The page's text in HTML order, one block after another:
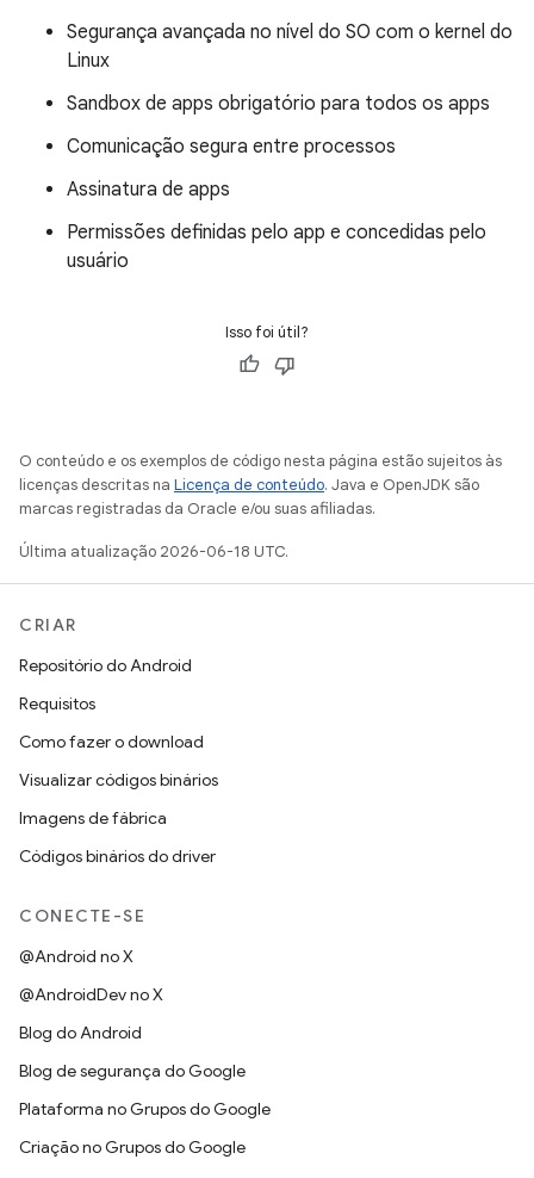
Segurança avançada no nível do SO com o kernel do
Linux
Sandbox de apps obrigatório para todos os apps
Comunicação segura entre processos
Assinatura de apps
Permissões definidas pelo app e concedidas pelo
usuário
Isso foi útil?
O conteúdo e os exemplos de código nesta página estão sujeitos às
licenças descritas na Licença de conteúdo. Java e OpenJDK são
marcas registradas da Oracle e/ou suas afiliadas.
Última atualização 2026-06-18 UTC.
CRIAR
Repositório do Android
Requisitos
Como fazer o download
Visualizar códigos binários
Imagens de fábrica
Códigos binários do driver
CONECTE-SE
@Android no X
@AndroidDev no X
Blog do Android
Blog de segurança do Google
Plataforma no Grupos do Google
Criação no Grupos do Google